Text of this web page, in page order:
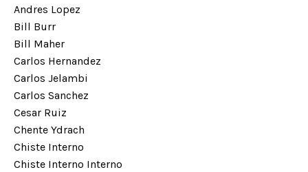
Andres Lopez
Bill Burr
Bill Maher
Carlos Hernandez
Carlos Jelambi
Carlos Sanchez
Cesar Ruiz
Chente Ydrach
Chiste Interno
Chiste Interno Interno